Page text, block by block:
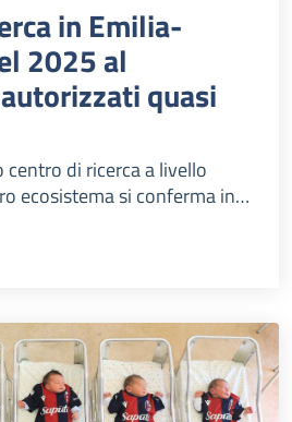
in Emilia-
2025 al
quasi
centro di ricerca a livello
ecosistema si conferma in